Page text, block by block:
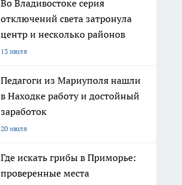
Во Владивостоке серия
отключений света затронула
центр и несколько районов
13 июля
Педагоги из Мариуполя нашли
в Находке работу и достойный
заработок
20 июля
Где искать грибы в Приморье:
проверенные места